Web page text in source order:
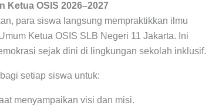
Ketua OSIS 2026–2027
para siswa langsung mempraktikkan ilmu
Ketua OSIS SLB Negeri 11 Jakarta. Ini
sejak dini di lingkungan sekolah inklusif.
setiap siswa untuk:
menyampaikan visi dan misi.